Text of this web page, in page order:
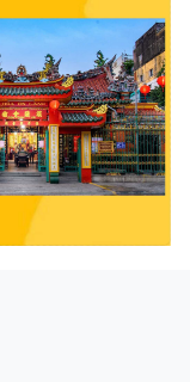
发第26/GP-CBC号许可
英、杨文光、阮德显、